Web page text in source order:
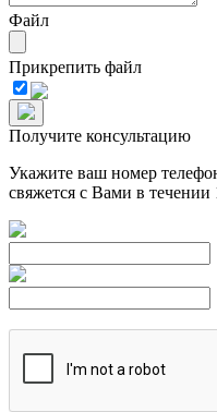
Файл
Прикрепить файл
Получите консультацию
Укажите ваш номер
свяжется с Вами в течении